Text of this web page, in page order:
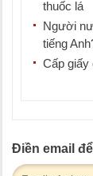
thuốc lá
Người
tiếng
Cấp giấy
Điền email